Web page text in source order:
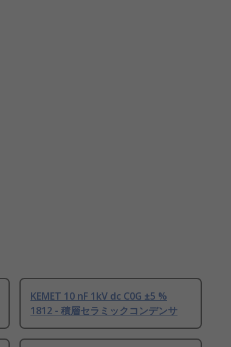
KEMET 10 nF 1kV dc C0G ±5 %
1812 - 積層セラミックコンデンサ